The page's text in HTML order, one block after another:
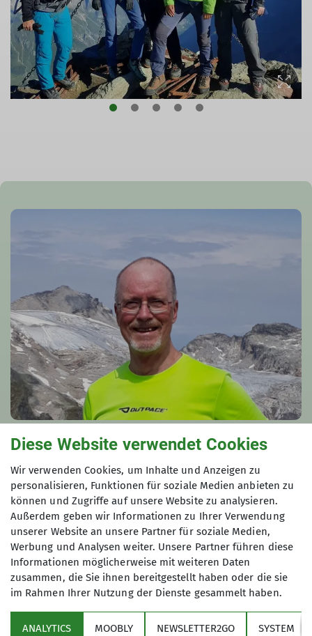
Helmut Fritz
08024/4554
0151/17845541
helmut.fritz@dav-otterfing.de
Diese Website verwendet Cookies
Wir verwenden Cookies, um Inhalte und Anzeigen zu
personalisieren, Funktionen für soziale Medien anbieten zu
können und Zugriffe auf unsere Website zu analysieren.
Außerdem geben wir Informationen zu Ihrer Verwendung
unserer Website an unsere Partner für soziale Medien,
Werbung und Analysen weiter. Unsere Partner führen diese
Informationen möglicherweise mit weiteren Daten
zusammen, die Sie ihnen bereitgestellt haben oder die sie
im Rahmen Ihrer Nutzung der Dienste gesammelt haben.
ANALYTICS MOOBLY NEWSLETTER2GO SYSTEM